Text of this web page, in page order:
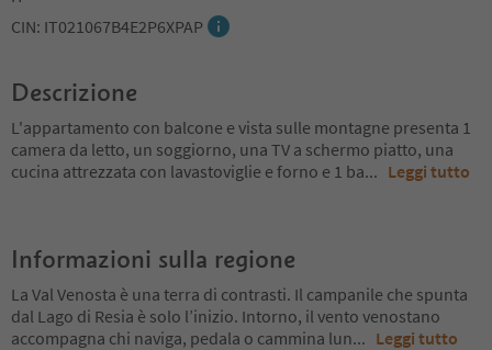
CIN: IT021067B4E2P6XPAP
Descrizione
L'appartamento con balcone e vista sulle montagne presenta 1
camera da letto, un soggiorno, una TV a schermo piatto, una
cucina attrezzata con lavastoviglie e forno e 1 ba... Leggi tutto
Informazioni sulla regione
La Val Venosta è una terra di contrasti. Il campanile che spunta
dal Lago di Resia è solo l’inizio. Intorno, il vento venostano
accompagna chi naviga, pedala o cammina lun... Leggi tutto